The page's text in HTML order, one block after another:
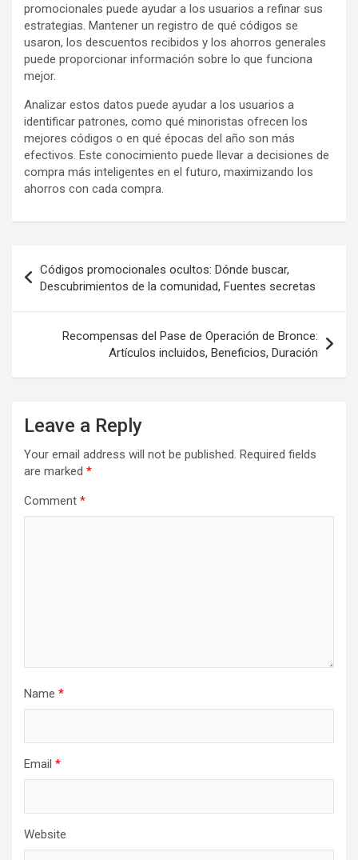
promocionales puede ayudar a los usuarios a refinar sus
estrategias. Mantener un registro de qué códigos se
usaron, los descuentos recibidos y los ahorros generales
puede proporcionar información sobre lo que funciona
mejor.
Analizar estos datos puede ayudar a los usuarios a
identificar patrones, como qué minoristas ofrecen los
mejores códigos o en qué épocas del año son más
efectivos. Este conocimiento puede llevar a decisiones de
compra más inteligentes en el futuro, maximizando los
ahorros con cada compra.
navigation
Códigos promocionales ocultos: Dónde buscar,
Descubrimientos de la comunidad, Fuentes secretas
Recompensas del Pase de Operación de Bronce:
Artículos incluidos, Beneficios, Duración
Leave a Reply
Your email address will not be published. Required fields
are marked *
Comment *
Name *
Email *
Website